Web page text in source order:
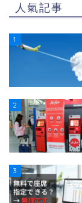
人氣記事
1
2
3